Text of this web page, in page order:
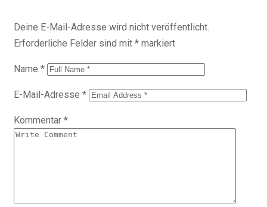
Deine E-Mail-Adresse wird nicht veröffentlicht.
Erforderliche Felder sind mit * markiert
Name *
E-Mail-Adresse *
Kommentar *